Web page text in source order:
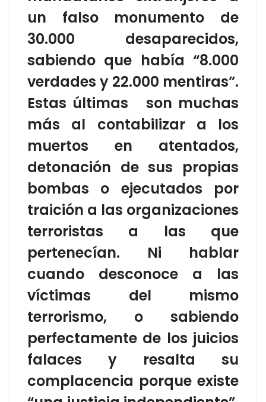
un falso monumento de
30.000 desaparecidos,
sabiendo que había “8.000
verdades y 22.000 mentiras”.
Estas últimas son muchas
más al contabilizar a los
muertos en atentados,
detonación de sus propias
bombas o ejecutados por
traición a las organizaciones
terroristas a las que
pertenecían. Ni hablar
cuando desconoce a las
víctimas del mismo
terrorismo, o sabiendo
perfectamente de los juicios
falaces y resalta su
complacencia porque existe